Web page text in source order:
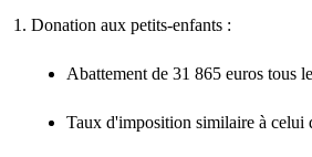
Donation aux petits-enfants :
Abattement de 31 865 euros tous
Taux d'imposition similaire à celui